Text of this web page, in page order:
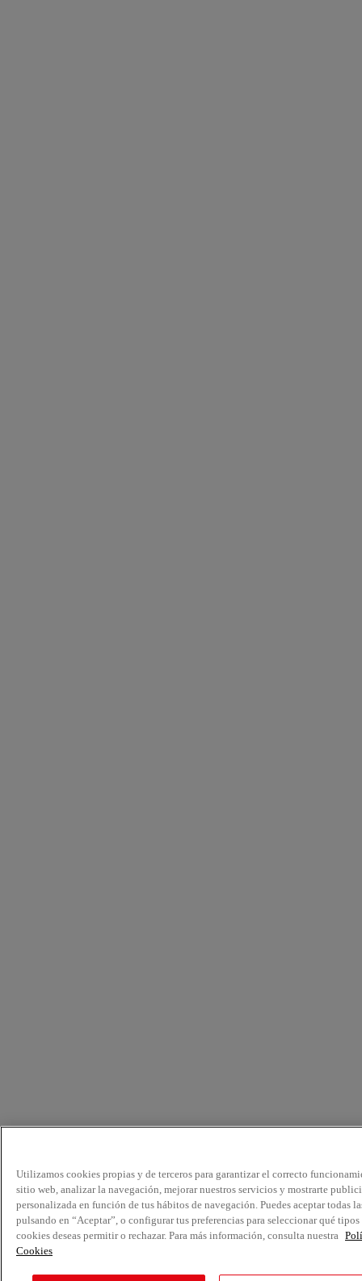
Utilizamos cookies propias y de terceros para garantizar el correcto
sitio web, analizar la navegación, mejorar nuestros servicios y mostrarte
personalizada en función de tus hábitos de navegación. Puedes aceptar todas
pulsando en “Aceptar”, o configurar tus preferencias para seleccionar qué tipos
cookies deseas permitir o rechazar. Para más información, consulta nuestra
Cookies